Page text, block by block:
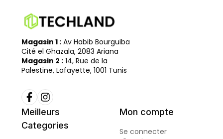
Magasin 1 : Av Habib Bourguiba
Cité el Ghazala, 2083 Ariana
Magasin 2 : 14, Rue de la
Palestine, Lafayette, 1001 Tunis
Meilleurs
Categories
Mon compte
Se connecter